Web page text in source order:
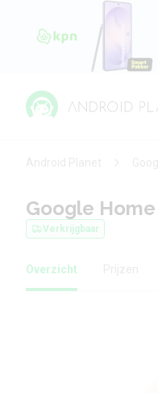
Google
Verkrijgbaar
Overzicht